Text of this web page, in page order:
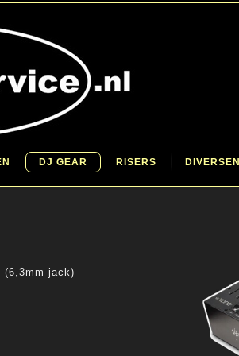
DJ GEAR RISERS DIVERSEN
(6,3mm jack)